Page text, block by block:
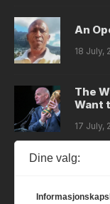
An
18 July,
The
Want
17 July,
Dine valg: